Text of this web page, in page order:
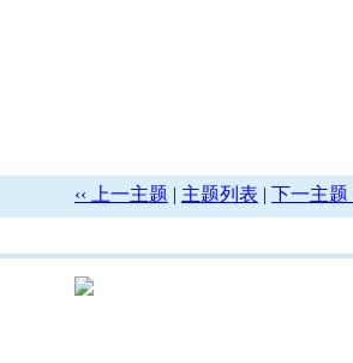
‹‹ 上一主题 | 主题列表 | 下一主题